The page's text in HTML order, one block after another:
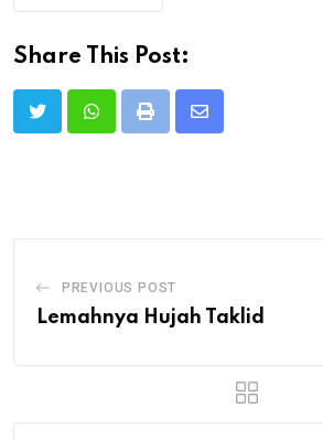
Share This Post:
Print
Share
PREVIOUS POST
Lemahnya Hujah Taklid